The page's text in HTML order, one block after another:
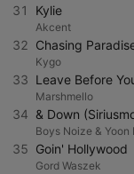
31 Kylie
Akcent
32 Chasing
Kygo
33 Leave Before
Marshmello
34 & Down
Boys Noize & Yoon
35 Goin' Hollywood
Gord Waszek